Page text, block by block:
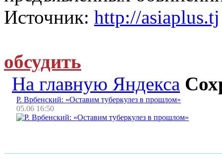
Источник: http://asiaplus.tj
обсудить
На главную Яндекса
Р. Врбенский: «Оставим туберкулез в прошлом»
05.06 16:50